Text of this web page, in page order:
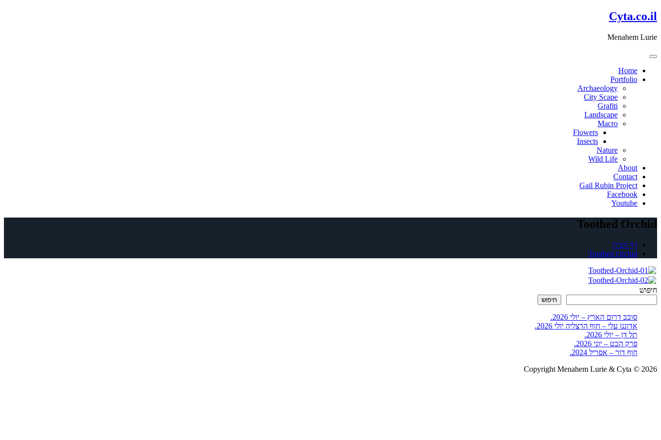
דלג
לתוכן
Cyta.co.il
Menahem Lurie
Home
Portfolio
Archaeology
City Scape
Grafiti
Landscape
Macro
Flowers
Insects
Nature
Wild Life
About
Contact
Gail Rubin Project
Facebook
Youtube
Toothed Orchid
דף הבית
Toothed Orchid
חיפוש
חיפוש
סובב דרום הארץ – יולי 2026.
אדוננו עלי – חוף הרצליה יולי 2026.
תל דן – יולי 2026.
פרק הכט – יוני 2026.
חוף דור – אפריל 2024.
Copyright Menahem Lurie & Cyta © 2026